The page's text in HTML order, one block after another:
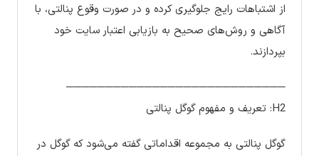
از اشتباهات رایج جلوگیری کرده و در صورت وقوع پنالتی، با
آگاهی و روش‌های صحیح به بازیابی اعتبار سایت خود
بپردازند.
────────────────────────────
H2: تعریف و مفهوم گوگل پنالتی
گوگل پنالتی به مجموعه اقداماتی گفته می‌شود که گوگل در